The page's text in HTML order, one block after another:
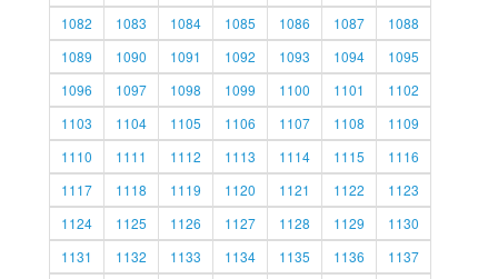
1082
1083 1084 1085 1086 1087
1088
1089
1090 1091 1092 1093 1094
1095
1096
1097 1098 1099 1100 1101
1102
1103
1104 1105 1106 1107 1108
1109
1110
1111 1112 1113 1114 1115
1116
1117
1118 1119 1120 1121 1122
1123
1124
1125 1126 1127 1128 1129
1130
1131
1132 1133 1134 1135 1136
1137